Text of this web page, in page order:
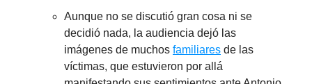
Aunque no se discutió gran cosa ni se
decidió nada, la audiencia dejó las
imágenes de muchos familiares de las
víctimas, que estuvieron por allá